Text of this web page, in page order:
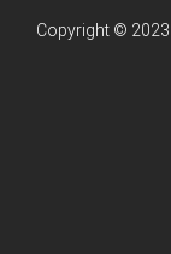
Copyright © 2023